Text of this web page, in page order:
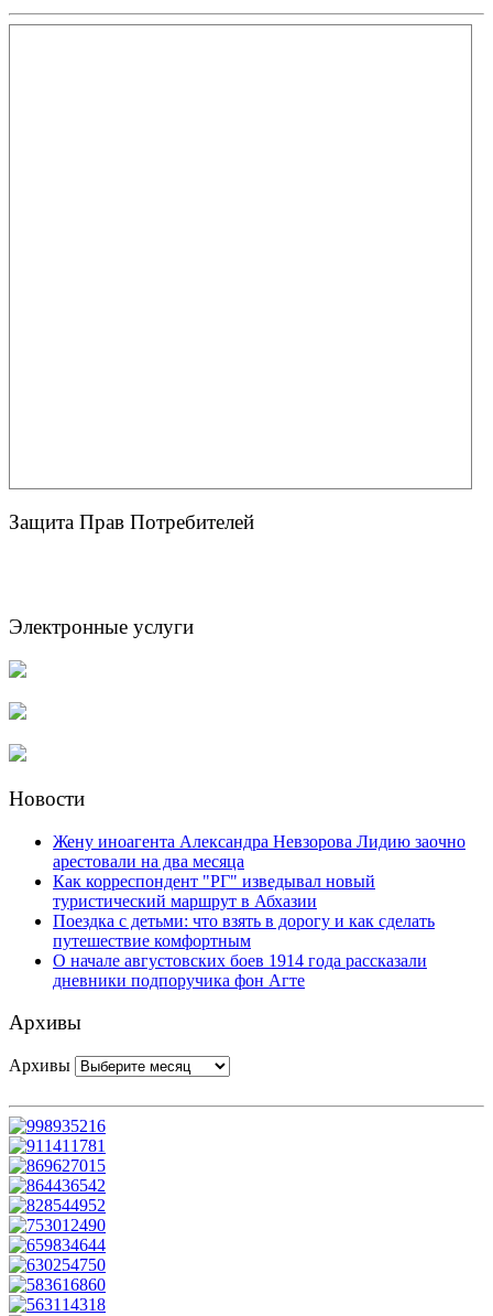
Защита Прав Потребителей
Электронные услуги
Новости
Жену иноагента Александра Невзорова Лидию заочно
арестовали на два месяца
Как корреспондент "РГ" изведывал новый
туристический маршрут в Абхазии
Поездка с детьми: что взять в дорогу и как сделать
путешествие комфортным
О начале августовских боев 1914 года рассказали
дневники подпоручика фон Агте
Архивы
Архивы